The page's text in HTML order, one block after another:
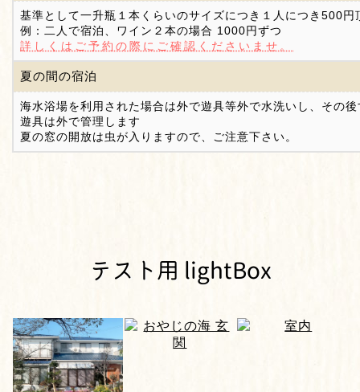
基準として一升瓶１本くらいのサイズにつき１人につき500円
例：二人で宿泊、ワイン２本の場合 1000円ずつ
詳しくはご予約の際にご確認くださいませ。
夏の間の宿泊
海水浴場を利用された場合は外で遊具等外で水洗いし、その
遊具は外で管理します
夏の窓の開放は虫が入りますので、ご注意下さい。
テスト用 lightBox